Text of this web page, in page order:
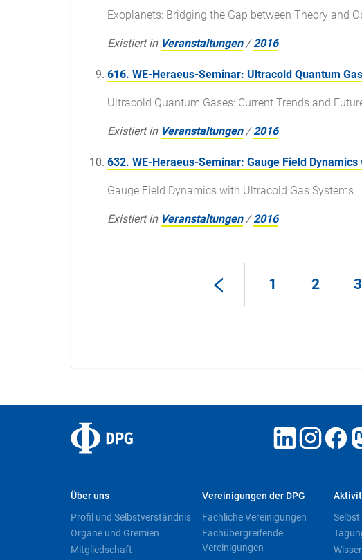
Exoplanets: Bridging the Gap between Theory and
Existiert in Veranstaltungen /2016
616. WE-Heraeus-Seminar: Ultracold Quantum
Ultracold Quantum Gases: Current Trends and
Existiert in Veranstaltungen /2016
632. WE-Heraeus-Seminar: Gauge Field
Gauge Field Dynamics with Ultracold Gas Systems
Existiert in Veranstaltungen /2016
1 2 3
Über uns
Profil und Selbstverständnis
Organe und Gremien
Mitgliedschaft
Vereinigungen der DPG
Fachliche Vereinigungen
Fachübergreifende
Vereinigungen